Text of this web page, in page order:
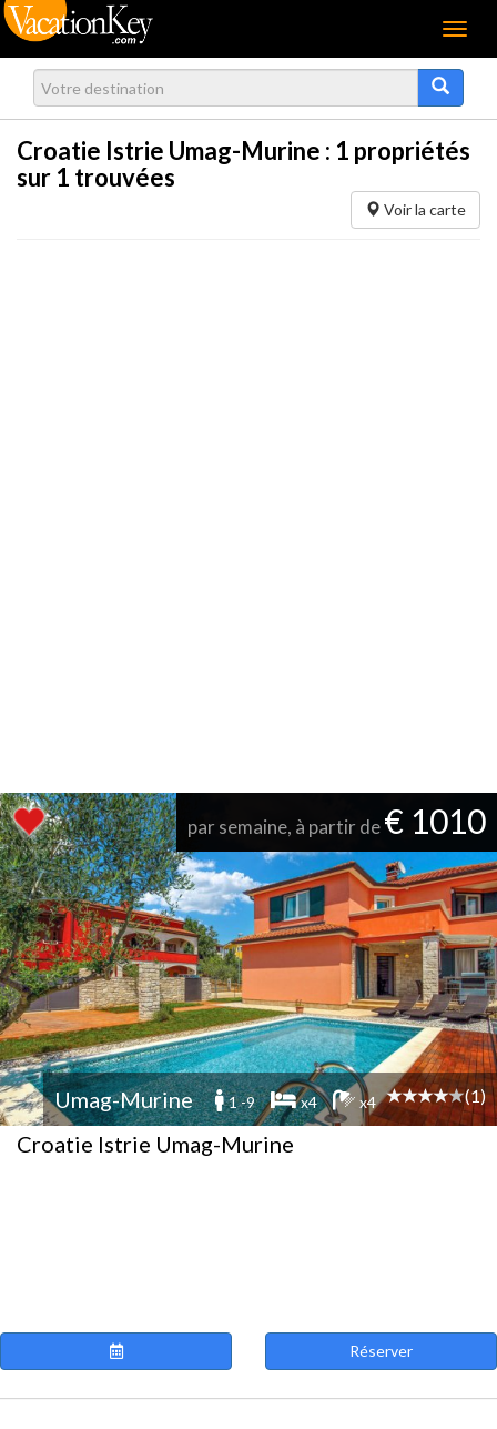
Menu
Croatie Istrie Umag-Murine : 1 propriétés
sur 1 trouvées
Voir la carte
par semaine, à partir de€ 1010
Umag-Murine 1 -9 x4 x4 (1)
Croatie Istrie Umag-Murine
Réserver